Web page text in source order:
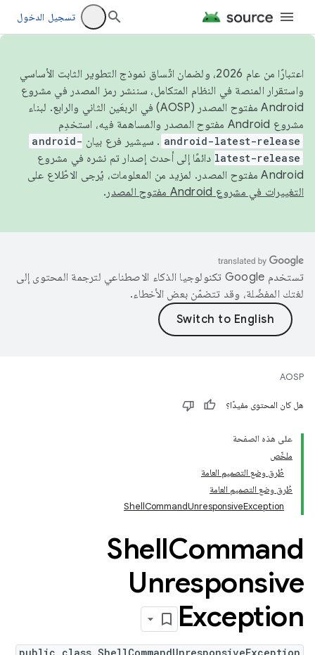
تسجيل الدخول
اعتبارًا من عام 2026، ولضمان اتّساق نموذج التطوير الثابت الأساسي
واستقرار المنصة في النظام المتكامل، سننشر رمز المصدر في مشروع
Android مفتوح المصدر (AOSP) في الربعَين الثاني والرابع. لبناء
مشروع Android مفتوح المصدر والمساهمة فيه، استخدِم
android-latest-release . سيشير فرع بيان android-
latest-release دائمًا إلى أحدث إصدار تم نشره في مشروع
Android مفتوح المصدر. لمزيد من المعلومات، يُرجى الاطّلاع على
التغييرات في مشروع Android مفتوح المصدر
.
تستخدم Google تكنولوجيا الذكاء الاصطناعي لترجمة المحتوى إلى
لغتك المفضّلة، وقد تتضمّن بعض الأخطاء.
AOSP
هل كان المحتوى مفيدًا؟
على هذه الصفحة
ملخّص
طُرق وضع التصميم العامة
طُرق وضع التصميم العامة
ShellCommandUnresponsiveException
ShellCommand
Unresponsive
Exception